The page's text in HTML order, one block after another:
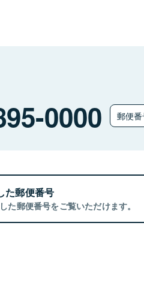
0000 郵便
た郵便番号
た郵便番号をご覧いただけます。